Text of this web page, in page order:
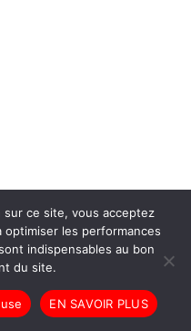
ce site, vous acceptez
les performances
indispensables au bon
du site.
EN SAVOIR PLUS